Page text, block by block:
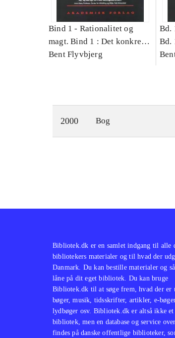
Bind 1 - Rationalitet og
magt. Bind 1 : Det konkretes
videnskab
Bent Flyvbjerg
Bd.
Bd.
2000 Bog
Bibliotek.dk er en samlet indgang til alle
bibliotekers materialer og til hvad der
Danmark. Du kan bestille materialer og
låne på dit eget bibliotek. Du kan bruge
Bibliotek.dk til at søge frem, hvad der er
bøger, musik, tidsskrifter, artikler, e-
lydbøger osv. Bibliotek.dk er altså ikke
bibliotek, men en database og service
findes på danske offentlige biblioteker,